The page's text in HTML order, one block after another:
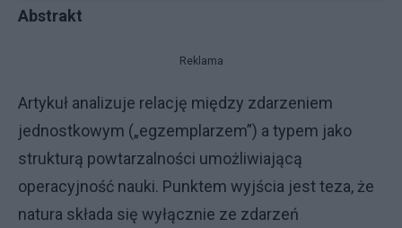
Abstrakt
Reklama
Artykuł analizuje relację między zdarzeniem
jednostkowym („egzemplarzem”) a typem jako
strukturą powtarzalności umożliwiającą
operacyjność nauki. Punktem wyjścia jest teza, że
natura składa się wyłącznie ze zdarzeń